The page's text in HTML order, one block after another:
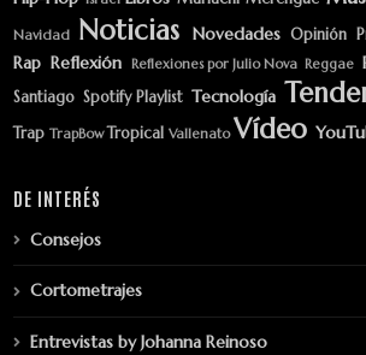
Navidad Noticias Novedades Opinión
Rap Reflexión Reflexiones por Julio Nova Reggae
Santiago Spotify Playlist Tecnología
Trap TrapBow Tropical Vallenato Vídeo
DE INTERÉS
Consejos
Cortometrajes
Entrevistas by Johanna Reinoso